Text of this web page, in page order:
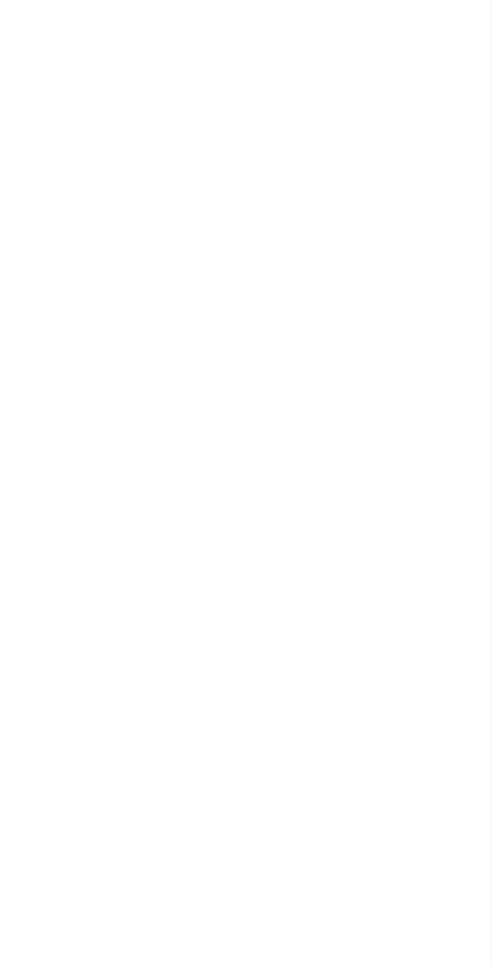
4/25.
termine, non sarà
scelta tra: Edge / Firefox
– Edilizia e
Servizi di Prevenzione e
l’esecuzione dei lavori
di lavoro, Dirigenti
(Allegato XVII Titolo